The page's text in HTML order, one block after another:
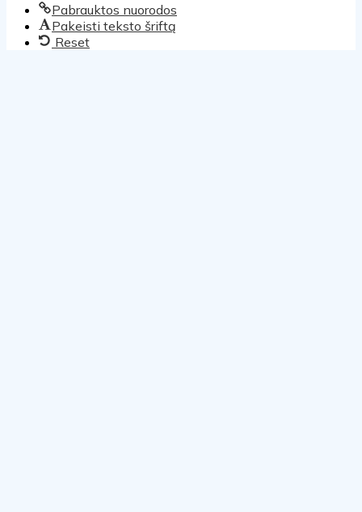
Pabrauktos nuorodos
Pakeisti teksto šriftą
Reset